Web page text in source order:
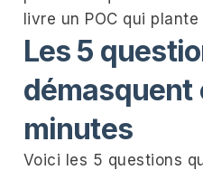
livre un POC qui
Les 5
démasquent
minutes
Voici les 5 questions